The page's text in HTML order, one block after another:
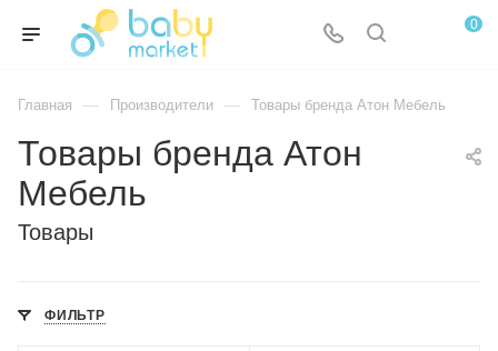
0
Главная — Производители — Товары бренда Атон Мебель
Товары бренда Атон
Мебель
Товары
ФИЛЬТР